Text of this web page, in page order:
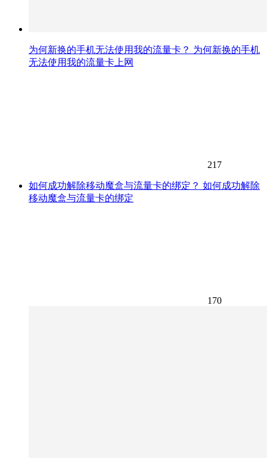
为何新换的手机无法使用我的流量卡？ 为何新换的手机
无法使用我的流量卡上网
217
如何成功解除移动魔盒与流量卡的绑定？ 如何成功解除
移动魔盒与流量卡的绑定
170